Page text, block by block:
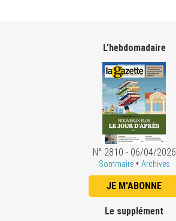
L'hebdomadaire
N° 2810 - 06/04/2026
Sommaire • Archives
JE M'ABONNE
Le supplément